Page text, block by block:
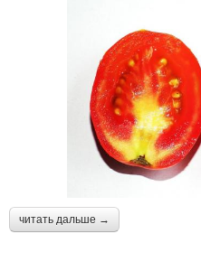
читать дальше →